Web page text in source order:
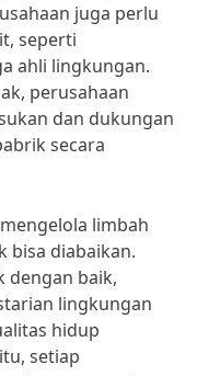
juga perlu
seperti
ahli lingkungan.
perusahaan
dan dukungan
secara
limbah
bisa diabaikan.
dengan baik,
lingkungan
hidup
setiap